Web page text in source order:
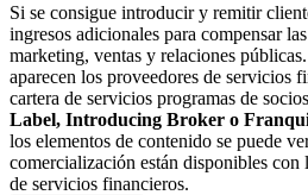
Si se consigue introducir y remitir
ingresos adicionales para compensar
marketing, ventas y relaciones
aparecen los proveedores de servicios
cartera de servicios programas de
Label, Introducing Broker o
los elementos de contenido se puede
comercialización están disponibles con
de servicios financieros.